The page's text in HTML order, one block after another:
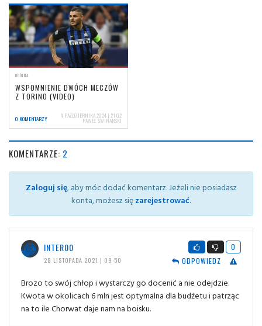
OGÓLNA
WSPOMNIENIE DWÓCH MECZÓW
Z TORINO (VIDEO)
0 KOMENTARZY 4 PAŹDZIERNIKA 2024 | 21:02
PAWEŁ ŚWINARSKI
KOMENTARZE: 2
Zaloguj się, aby móc dodać komentarz. Jeżeli nie posiadasz
konta, możesz sięzarejestrować.
INTER00
28 LISTOPADA 2021 | 09:50
0
ODPOWIEDZ
Brozo to swój chłop i wystarczy go docenić a nie odejdzie.
Kwota w okolicach 6 mln jest optymalna dla budżetu i patrząc
na to ile Chorwat daje nam na boisku.